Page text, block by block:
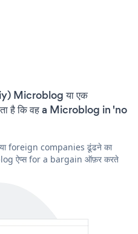
Microblog या एक
है कि वह a Microblog in 'no
foreign companies ढूंढने का
ऐप्स for a bargain ऑफ़र करते